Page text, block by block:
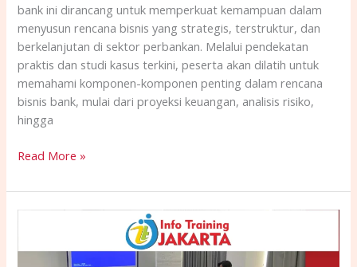
bank ini dirancang untuk memperkuat kemampuan dalam
menyusun rencana bisnis yang strategis, terstruktur, dan
berkelanjutan di sektor perbankan. Melalui pendekatan
praktis dan studi kasus terkini, peserta akan dilatih untuk
memahami komponen-komponen penting dalam rencana
bisnis bank, mulai dari proyeksi keuangan, analisis risiko,
hingga
Read More »
KEUANGAN